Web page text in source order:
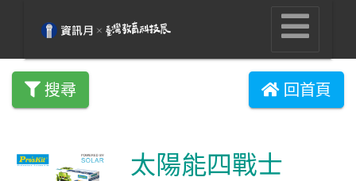
搜尋 回首頁
太陽能四戰士